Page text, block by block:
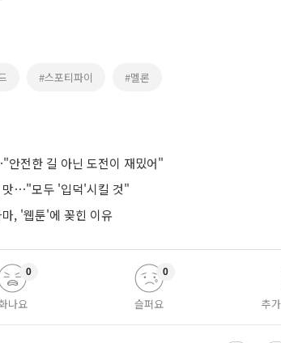
#스포티파이 #멜론
전한 길 아닌 도전이 재밌어"
맛⋯"모두 '입덕'시킬 것"
, '웹툰'에 꽂힌 이유
나요
0
슬퍼요
0
추